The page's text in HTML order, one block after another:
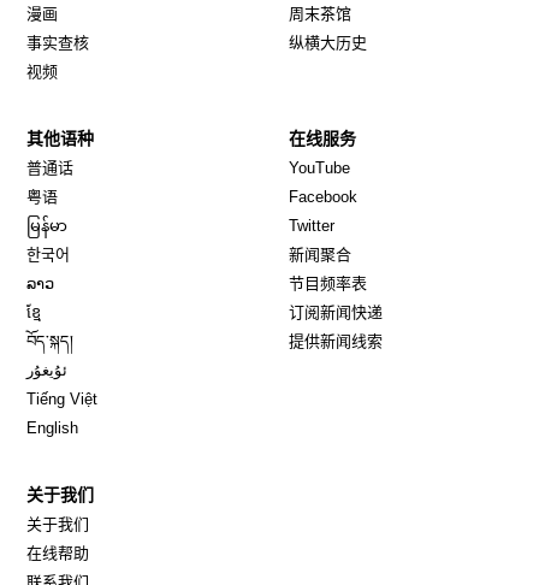
漫画
事实查核
视频
周末茶馆
纵横大历史
其他语种
普通话
粤语
မြန်မာ
한국어
ລາວ
ខ្មែ
བོད་སྐད།
ئۇيغۇر
Tiếng Việt
English
在线服务
YouTube
Facebook
TwitterOpens in new window
新闻聚合
节目频率表
订阅新闻快递
提供新闻线索
关于我们
关于我们
在线帮助